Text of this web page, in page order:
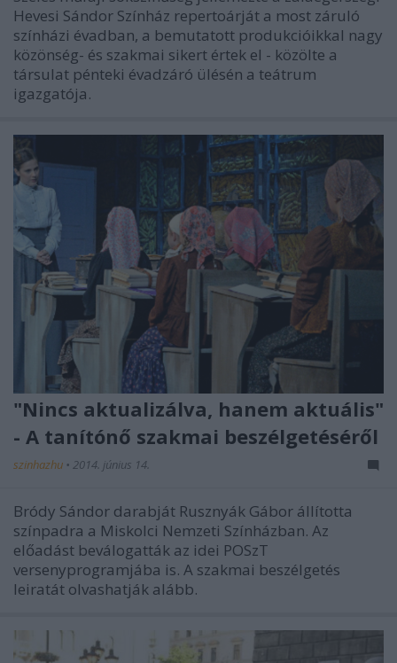
Hevesi Sándor Színház repertoárját a most záruló
színházi évadban, a bemutatott produkcióikkal nagy
közönség- és szakmai sikert értek el - közölte a
társulat pénteki évadzáró ülésén a teátrum
igazgatója.
"Nincs aktualizálva, hanem aktuális"
- A tanítónő szakmai beszélgetéséről
szinhazhu • 2014. június 14.
Bródy Sándor darabját Rusznyák Gábor állította
színpadra a Miskolci Nemzeti Színházban. Az
előadást beválogatták az idei POSzT
versenyprogramjába is. A szakmai beszélgetés
leiratát olvashatják alább.